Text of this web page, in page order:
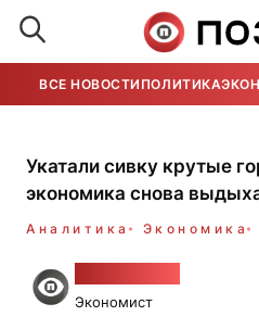
ВСЕ НОВОСТИ ПОЛИТИКА
Укатали сивку крутые
экономика снова
Аналитика Экономика
Экономист